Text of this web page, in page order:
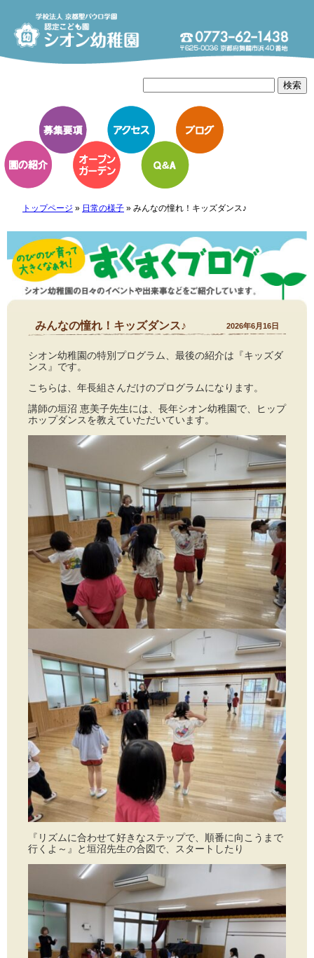
トップページ » 日常の様子» みんなの憧れ！キッズダンス♪
みんなの憧れ！キッズダンス♪ 2026年6月16日
シオン幼稚園の特別プログラム、最後の紹介は『キッズダ
ンス』です。
こちらは、年長組さんだけのプログラムになります。
講師の垣沼 恵美子先生には、長年シオン幼稚園で、ヒップ
ホップダンスを教えていただいています。
『リズムに合わせて好きなステップで、順番に向こうまで
行くよ～』と垣沼先生の合図で、スタートしたり